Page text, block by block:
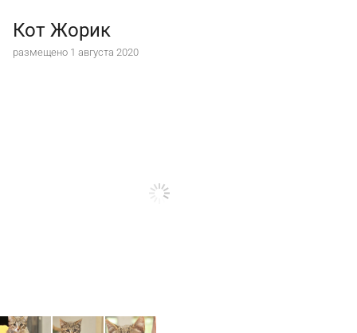
Кот Жорик
размещено 1 августа 2020